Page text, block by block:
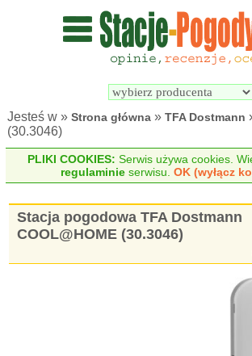
Jesteś w »Strona główna »TFA Dostmann
(30.3046)
PLIKI COOKIES: Serwis używa cookies.
regulaminie serwisu.OK (wyłącz
Stacja pogodowa TFA Dostmann
COOL@HOME (30.3046)